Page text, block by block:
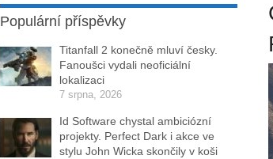
Populární příspěvky
Titanfall 2 konečně mluví česky.
Fanoušci vydali neoficiální
lokalizaci
7 srpna, 2026
Id Software chystal ambiciózní
projekty. Perfect Dark i akce ve
stylu John Wicka skončily v koši